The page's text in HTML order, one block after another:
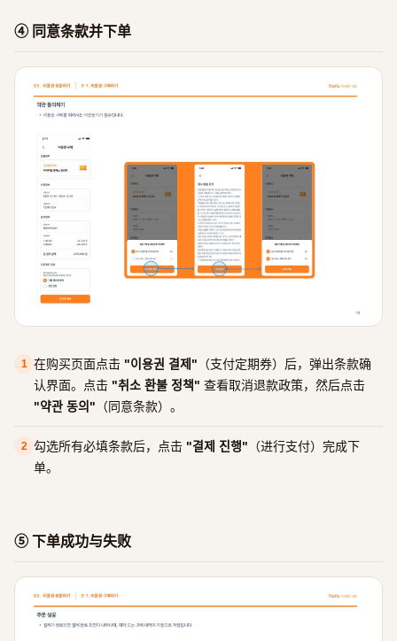
④ 同意条款并下单
1 在购买页面点击 "이용권 결제" （支付定期券）后，弹出条款确
认界面。点击 "취소 환불 정책" 查看取消退款政策，然后点击
"약관 동의" （同意条款）。
2 勾选所有必填条款后，点击 "결제 진행" （进行支付）完成下
单。
⑤ 下单成功与失败